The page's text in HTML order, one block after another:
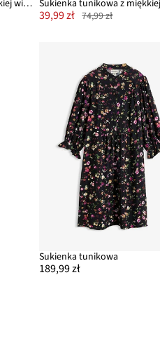
Sukienka tunikowa z miękkiej wiskozy
39,99 zł 74,99 zł
Sukienka tunikowa
189,99 zł